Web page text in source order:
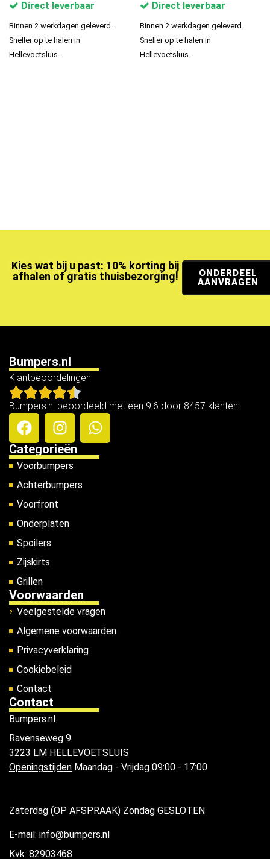
Direct leverbaar
Binnen 2 werkdagen geleverd.
Sneller op te halen in
Hellevoetsluis.
Direct leverbaar
Binnen 2 werkdagen geleverd.
Sneller op te halen in
Hellevoetsluis.
Kies wat bij u past: 10% korting bij
afhalen of gratis thuisbezorging!
ONDERDEEL
AANVRAGEN
Bumpers.nl
Klantbeoordelingen
Bumpers.nl beoordeeld met een 9.6 door 8457 klanten!
Categorieën
Voorbumpers
Achterbumpers
Voorfront
Onderplaten
Spoilers
Zijskirts
Grillen
Voorwaarden
Veelgestelde vragen
Algemene voorwaarden
Privacyverklaring
Cookiebeleid
Contact
Contact
Bumpers.nl
Ravenseweg 9
3223 LM HELLEVOETSLUIS
Openingstijden Maandag - Vrijdag 09:00 - 17:00
Zaterdag (OP AFSPRAAK) Zondag GESLOTEN
E-mail: info@bumpers.nl
Kvk: 82903468